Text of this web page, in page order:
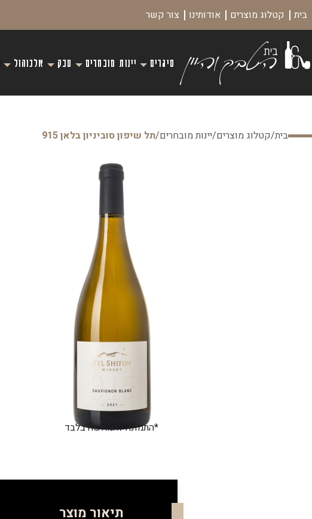
בית קטלוג מוצרים אודותינו צור קשר
סיגרים יינות מובחרים טבק אלכוהול
בית/קטלוג מוצרים/יינות מובחרים/תל שיפון סוביניון בלאן 915
*התמונה להמחשה בלבד
תיאור מוצר